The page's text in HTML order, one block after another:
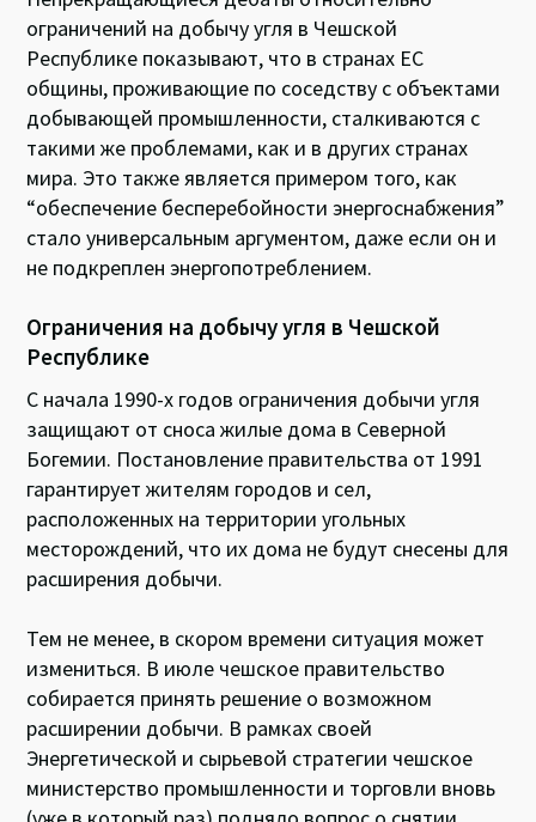
ограничений на добычу угля в Чешской
Республике показывают, что в странах ЕС
общины, проживающие по соседству с объектами
добывающей промышленности, сталкиваются с
такими же проблемами, как и в других странах
мира. Это также является примером того, как
“обеспечение бесперебойности энергоснабжения”
стало универсальным аргументом, даже если он и
не подкреплен энергопотреблением.
Ограничения на добычу угля в Чешской
Республике
С начала 1990-х годов ограничения добычи угля
защищают от сноса жилые дома в Северной
Богемии. Постановление правительства от 1991
гарантирует жителям городов и сел,
расположенных на территории угольных
месторождений, что их дома не будут снесены для
расширения добычи.
Тем не менее, в скором времени ситуация может
измениться. В июле чешское правительство
собирается принять решение о возможном
расширении добычи. В рамках своей
Энергетической и сырьевой стратегии чешское
министерство промышленности и торговли вновь